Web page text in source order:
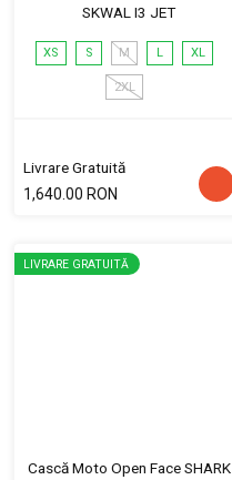
SKWAL I3 JET
XS S M L XL
2XL
Livrare Gratuită
1,640.00 RON
LIVRARE GRATUITĂ
Cască Moto Open Face SHARK